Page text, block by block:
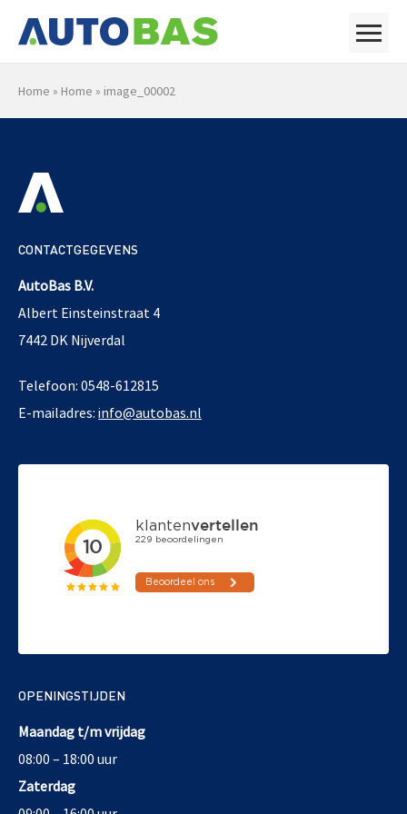
Home » Home » image_00002
CONTACTGEGEVENS
AutoBas B.V.
Albert Einsteinstraat 4
7442 DK Nijverdal
Telefoon: 0548-612815
E-mailadres: info@autobas.nl
OPENINGSTIJDEN
Maandag t/m vrijdag
08:00 – 18:00 uur
Zaterdag